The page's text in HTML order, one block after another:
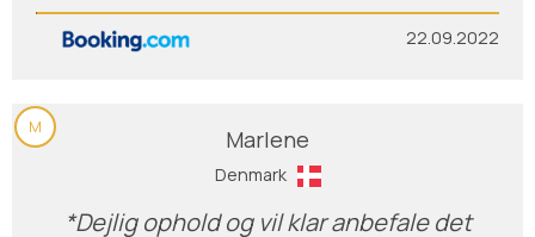
22.09.2022
M Marlene
Denmark
*Dejlig ophold og vil klar anbefale det